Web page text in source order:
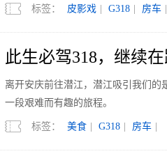
标签： 皮影戏 G318 房车
此生必驾318，继续
离开安庆前往潜江，潜江吸引我们的
一段艰难而有趣的旅程。
标签： 美食 G318 房车